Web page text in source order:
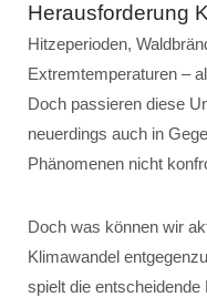
Herausforderung
Hitzeperioden,
Extremtemperaturen –
Doch passieren diese
neuerdings auch in
Phänomenen nicht
Doch was können wir
Klimawandel
spielt die